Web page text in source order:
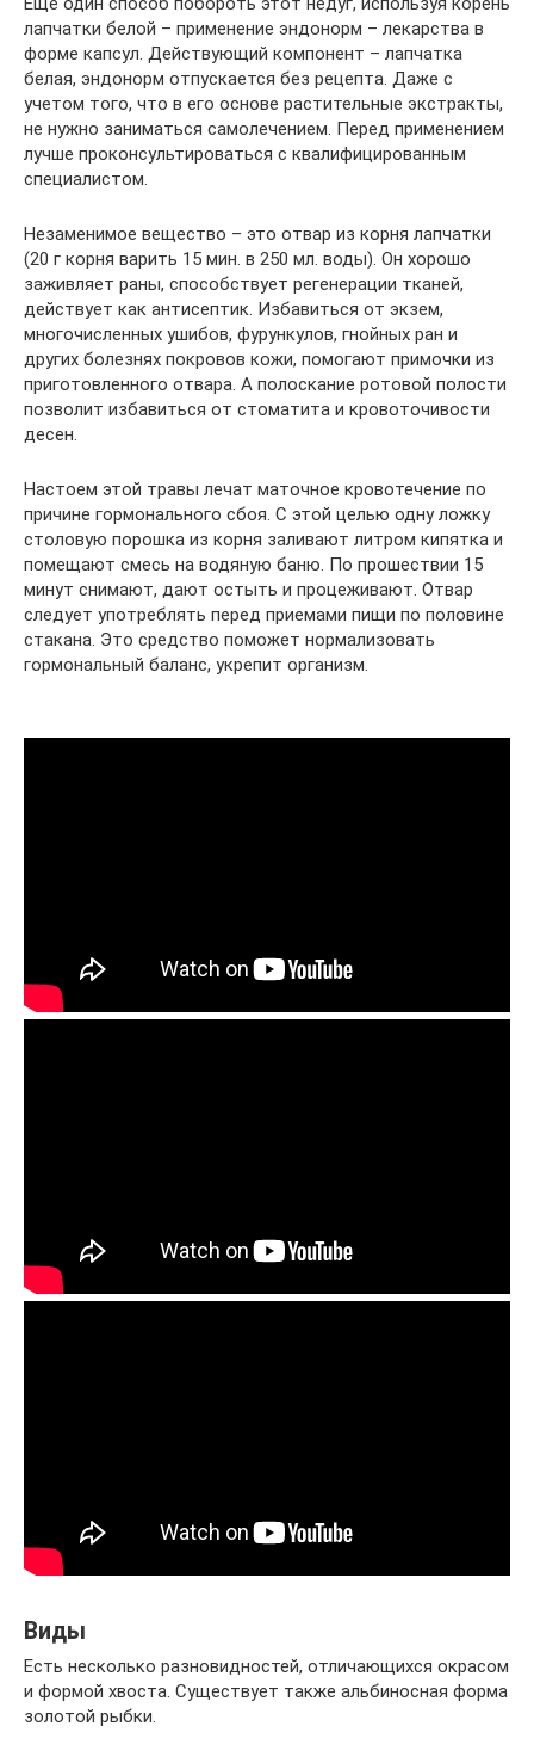
лапчатки белой – применение эндонорм – лекарства в
форме капсул. Действующий компонент – лапчатка
белая, эндонорм отпускается без рецепта. Даже с
учетом того, что в его основе растительные экстракты,
не нужно заниматься самолечением. Перед применением
лучше проконсультироваться с квалифицированным
специалистом.
Незаменимое вещество – это отвар из корня лапчатки
(20 г корня варить 15 мин. в 250 мл. воды). Он хорошо
заживляет раны, способствует регенерации тканей,
действует как антисептик. Избавиться от экзем,
многочисленных ушибов, фурункулов, гнойных ран и
других болезнях покровов кожи, помогают примочки из
приготовленного отвара. А полоскание ротовой полости
позволит избавиться от стоматита и кровоточивости
десен.
Настоем этой травы лечат маточное кровотечение по
причине гормонального сбоя. С этой целью одну ложку
столовую порошка из корня заливают литром кипятка и
помещают смесь на водяную баню. По прошествии 15
минут снимают, дают остыть и процеживают. Отвар
следует употреблять перед приемами пищи по половине
стакана. Это средство поможет нормализовать
гормональный баланс, укрепит организм.
Виды
Есть несколько разновидностей, отличающихся окрасом
и формой хвоста. Существует также альбиносная форма
золотой рыбки.